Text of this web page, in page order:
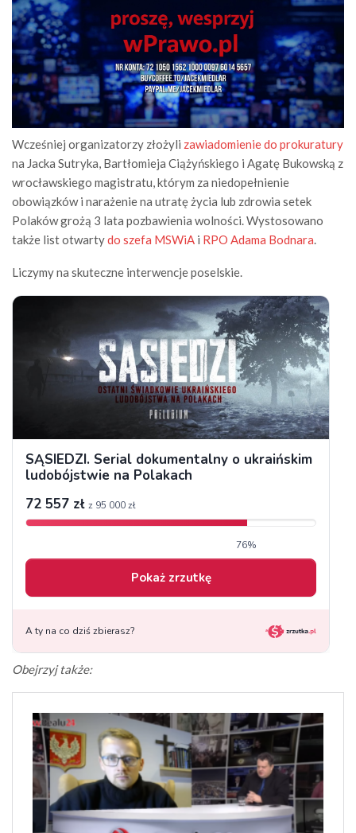
Wcześniej organizatorzy złożyli zawiadomienie do prokuratury
na Jacka Sutryka, Bartłomieja Ciążyńskiego i Agatę Bukowską z
wrocławskiego magistratu, którym za niedopełnienie
obowiązków i narażenie na utratę życia lub zdrowia setek
Polaków grożą 3 lata pozbawienia wolności. Wystosowano
także list otwartydo szefa MSWiA i RPO Adama Bodnara.
Liczymy na skuteczne interwencje poselskie.
Obejrzyj także: